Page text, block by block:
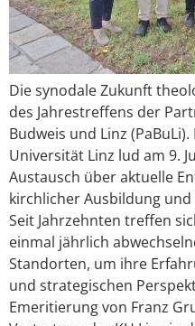
Die synodale Zukunft
des Jahrestreffens der
Budweis und Linz
Universität Linz lud am 9.
Austausch über aktuelle
kirchlicher Ausbildung
Seit Jahrzehnten treffen
einmal jährlich
Standorten, um ihre
und strategischen
Emeritierung von Franz